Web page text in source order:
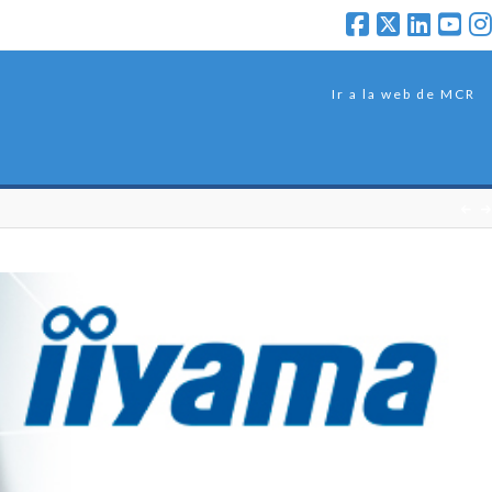
Ir a la web de MCR